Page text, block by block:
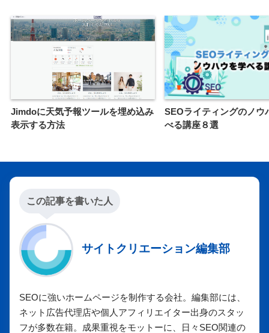
Jimdoに天気予報ツールを埋め込み
表示する方法
SEOライティングのノウ
べる講座８選
この記事を書いた人
サイトクリエーション編集部
SEOに強いホームページを制作する会社。編集部には、
ネット広告代理店や個人アフィリエイター出身のスタッ
フが多数在籍。成果重視をモットーに、日々SEO関連の